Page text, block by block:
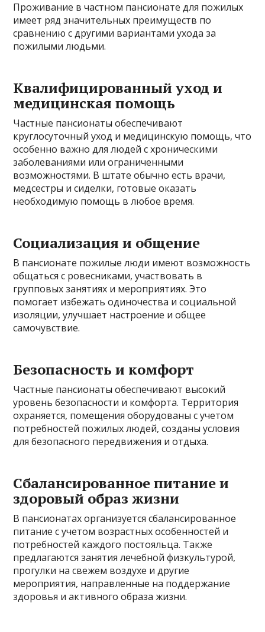
Проживание в частном пансионате для пожилых
имеет ряд значительных преимуществ по
сравнению с другими вариантами ухода за
пожилыми людьми.
Квалифицированный уход и
медицинская помощь
Частные пансионаты обеспечивают
круглосуточный уход и медицинскую помощь, что
особенно важно для людей с хроническими
заболеваниями или ограниченными
возможностями. В штате обычно есть врачи,
медсестры и сиделки, готовые оказать
необходимую помощь в любое время.
Социализация и общение
В пансионате пожилые люди имеют возможность
общаться с ровесниками, участвовать в
групповых занятиях и мероприятиях. Это
помогает избежать одиночества и социальной
изоляции, улучшает настроение и общее
самочувствие.
Безопасность и комфорт
Частные пансионаты обеспечивают высокий
уровень безопасности и комфорта. Территория
охраняется, помещения оборудованы с учетом
потребностей пожилых людей, созданы условия
для безопасного передвижения и отдыха.
Сбалансированное питание и
здоровый образ жизни
В пансионатах организуется сбалансированное
питание с учетом возрастных особенностей и
потребностей каждого постояльца. Также
предлагаются занятия лечебной физкультурой,
прогулки на свежем воздухе и другие
мероприятия, направленные на поддержание
здоровья и активного образа жизни.